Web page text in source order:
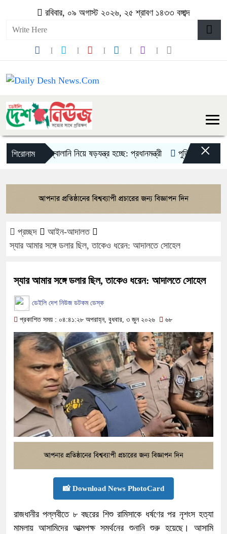
রবিবার, ০৯ অগাস্ট ২০২৬, ২৫ শ্রাবণ ১৪৩৩ বঙ্গাব্দ
শিরোনাম
বিদ্যুৎ-জ্বালানি নিয়ে ষড়যন্ত্র হচ্ছে: প্রধানমন্ত্রী পুতিন ভূমি দখলের জন্য
×
প্রচ্ছদ
আইন-আদালত
স্যার আমার সঙ্গে ডলার ছিল, তাকেও ধরেন: আদালতে সোহেল
স্যার আমার সঙ্গে ডলার ছিল, তাকেও ধরেন: আদালতে সোহেল
ডেইলি দেশ নিউজ ডটকম ডেস্ক
প্রকাশিত সময় : ০৪:৪১:২৮ অপরাহ্ন, বুধবার, ৩ জুন ২০২৬ ৬৮
📸 Download News PhotoCard
রাজধানীর পল্লবীতে ৮ বছরের শিশু রামিসাকে ধর্ষণের পর নৃশংস হত্যা
মামলায় আসামিদের আত্মপক্ষ সমর্থনের শুনানি শুরু হয়েছে। আসামি